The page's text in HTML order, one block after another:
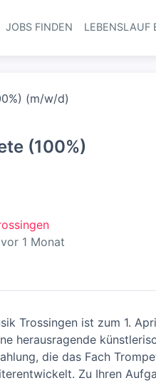
JOBS FINDEN LEBENSLAUF
(m/w/d)
(100%)
:
vor 1 Monat
Trossingen ist zum 1.
herausragende
die das Fach
Zu Ihren